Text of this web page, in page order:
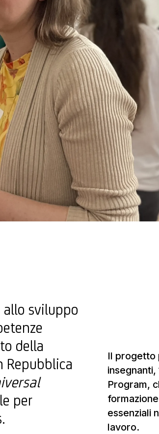
allo sviluppo
della
Repubblica
per
Il progetto
Program,
essenziali
lavoro.